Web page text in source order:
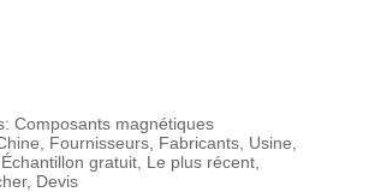
Composants magnétiques
Fournisseurs, Fabricants, Usine,
gratuit, Le plus récent,
Devis